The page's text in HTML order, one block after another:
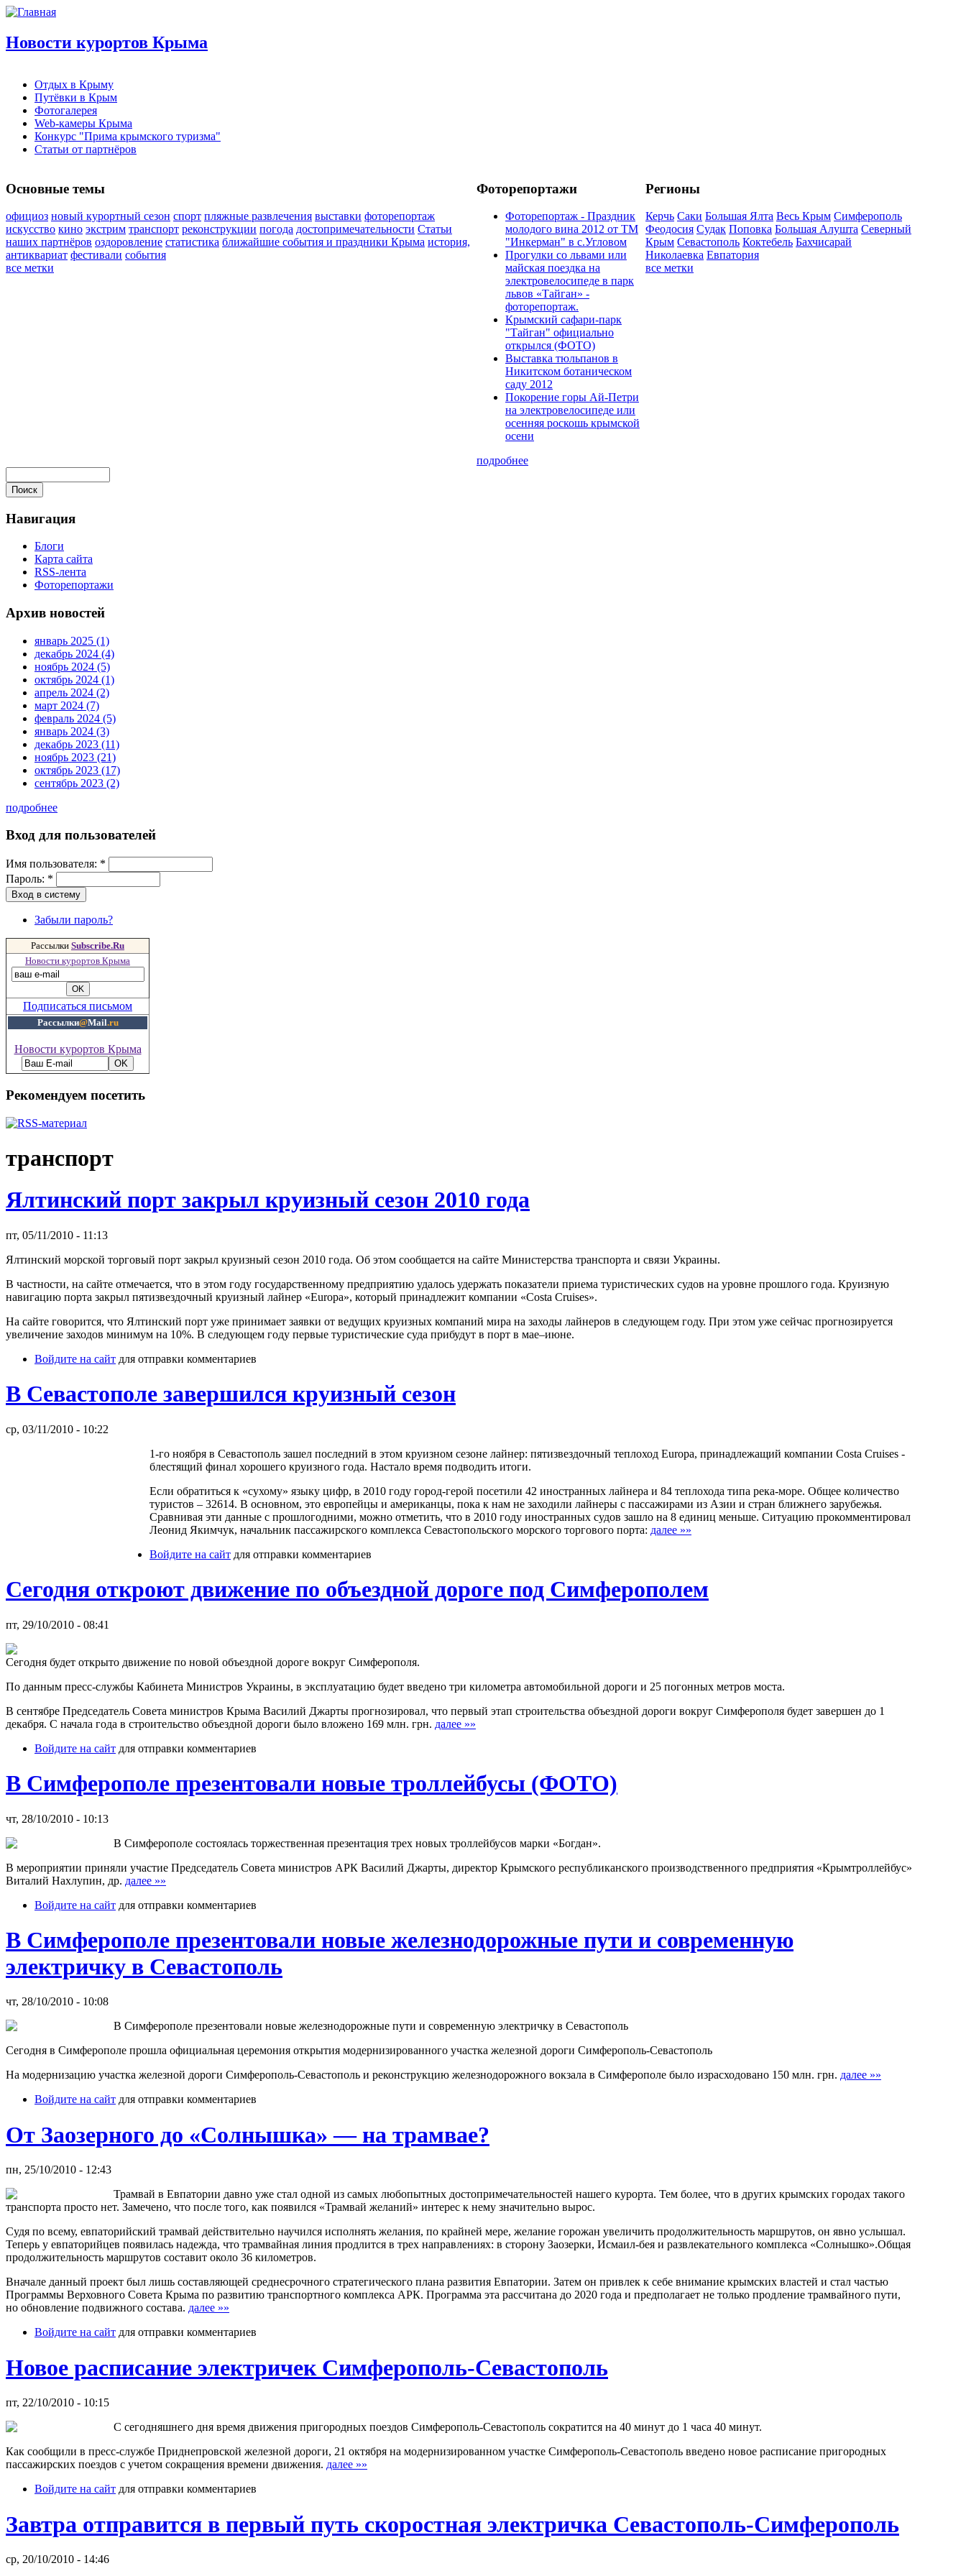
Новости курортов Крыма
Отдых в Крыму
Путёвки в Крым
Фотогалерея
Web-камеры Крыма
Конкурс "Прима крымского туризма"
Статьи от партнёров
Основные темы
официоз новый курортный сезон спорт пляжные развлечения выставки фоторепортаж
искусство кино экстрим транспорт реконструкции погода достопримечательности Статьи
наших партнёров оздоровление статистика ближайшие события и праздники Крыма история,
антиквариат фестивали события
все метки
Фоторепортажи
Фоторепортаж - Праздник
молодого вина 2012 от ТМ
"Инкерман" в с.Угловом
Прогулки cо львами или
майская поездка на
электровелосипеде в парк
львов «Тайган» -
фоторепортаж.
Крымский сафари-парк
"Тайган" официально
открылся (ФОТО)
Выставка тюльпанов в
Никитском ботаническом
саду 2012
Покорение горы Ай-Петри
на электровелосипеде или
осенняя роскошь крымской
осени
подробнее
Регионы
Керчь Саки Большая Ялта Весь Крым Симферополь
Феодосия Судак Поповка Большая Алушта Северный
Крым Севастополь Коктебель Бахчисарай
Николаевка Евпатория
все метки
Навигация
Блоги
Карта сайта
RSS-лента
Фоторепортажи
Архив новостей
январь 2025 (1)
декабрь 2024 (4)
ноябрь 2024 (5)
октябрь 2024 (1)
апрель 2024 (2)
март 2024 (7)
февраль 2024 (5)
январь 2024 (3)
декабрь 2023 (11)
ноябрь 2023 (21)
октябрь 2023 (17)
сентябрь 2023 (2)
подробнее
Вход для пользователей
Имя пользователя: *
Пароль: *
Забыли пароль?
Рассылки Subscribe.Ru
Новости курортов Крыма
Подписаться письмом
Рассылки@Mail.ru
Новости курортов Крыма
Рекомендуем посетить
транспорт
Ялтинский порт закрыл круизный сезон 2010 года
пт, 05/11/2010 - 11:13
Ялтинский морской торговый порт закрыл круизный сезон 2010 года. Об этом сообщается на сайте Министерства транспорта и связи Украины.
В частности, на сайте отмечается, что в этом году государственному предприятию удалось удержать показатели приема туристических судов на уровне прошлого года. Круизную
навигацию порта закрыл пятизвездочный круизный лайнер «Europa», который принадлежит компании «Costa Cruises».
На сайте говорится, что Ялтинский порт уже принимает заявки от ведущих круизных компаний мира на заходы лайнеров в следующем году. При этом уже сейчас прогнозируется
увеличение заходов минимум на 10%. В следующем году первые туристические суда прибудут в порт в мае–июне.
Войдите на сайт для отправки комментариев
В Севастополе завершился круизный сезон
ср, 03/11/2010 - 10:22
1-го ноября в Севастополь зашел последний в этом круизном сезоне лайнер: пятизвездочный теплоход Europa, принадлежащий компании Costa Cruises -
блестящий финал хорошего круизного года. Настало время подводить итоги.
Если обратиться к «сухому» языку цифр, в 2010 году город-герой посетили 42 иностранных лайнера и 84 теплохода типа река-море. Общее количество
туристов – 32614. В основном, это европейцы и американцы, пока к нам не заходили лайнеры с пассажирами из Азии и стран ближнего зарубежья.
Сравнивая эти данные с прошлогодними, можно отметить, что в 2010 году иностранных судов зашло на 8 единиц меньше. Ситуацию прокомментировал
Леонид Якимчук, начальник пассажирского комплекса Севастопольского морского торгового порта: далее »»
Войдите на сайт для отправки комментариев
Сегодня откроют движение по объездной дороге под Симферополем
пт, 29/10/2010 - 08:41
Сегодня будет открыто движение по новой объездной дороге вокруг Симферополя.
По данным пресс-службы Кабинета Министров Украины, в эксплуатацию будет введено три километра автомобильной дороги и 25 погонных метров моста.
В сентябре Председатель Совета министров Крыма Василий Джарты прогнозировал, что первый этап строительства объездной дороги вокруг Симферополя будет завершен до 1
декабря. С начала года в строительство объездной дороги было вложено 169 млн. грн. далее »»
Войдите на сайт для отправки комментариев
В Симферополе презентовали новые троллейбусы (ФОТО)
чт, 28/10/2010 - 10:13
В Симферополе состоялась торжественная презентация трех новых троллейбусов марки «Богдан».
В мероприятии приняли участие Председатель Совета министров АРК Василий Джарты, директор Крымского республиканского производственного предприятия «Крымтроллейбус»
Виталий Нахлупин, др. далее »»
Войдите на сайт для отправки комментариев
В Симферополе презентовали новые железнодорожные пути и современную
электричку в Севастополь
чт, 28/10/2010 - 10:08
В Симферополе презентовали новые железнодорожные пути и современную электричку в Севастополь
Сегодня в Симферополе прошла официальная церемония открытия модернизированного участка железной дороги Симферополь-Севастополь
На модернизацию участка железной дороги Симферополь-Севастополь и реконструкцию железнодорожного вокзала в Симферополе было израсходовано 150 млн. грн. далее »»
Войдите на сайт для отправки комментариев
От Заозерного до «Солнышка» — на трамвае?
пн, 25/10/2010 - 12:43
Трамвай в Евпатории давно уже стал одной из самых любопытных достопримечательностей нашего курорта. Тем более, что в других крымских городах такого
транспорта просто нет. Замечено, что после того, как появился «Трамвай желаний» интерес к нему значительно вырос.
Судя по всему, евпаторийский трамвай действительно научился исполнять желания, по крайней мере, желание горожан увеличить продолжительность маршрутов, он явно услышал.
Теперь у евпаторийцев появилась надежда, что трамвайная линия продлится в трех направлениях: в сторону Заозерки, Исмаил-бея и развлекательного комплекса «Солнышко».Общая
продолжительность маршрутов составит около 36 километров.
Вначале данный проект был лишь составляющей среднесрочного стратегического плана развития Евпатории. Затем он привлек к себе внимание крымских властей и стал частью
Программы Верховного Совета Крыма по развитию транспортного комплекса АРК. Программа эта рассчитана до 2020 года и предполагает не только продление трамвайного пути,
но обновление подвижного состава. далее »»
Войдите на сайт для отправки комментариев
Новое расписание электричек Симферополь-Севастополь
пт, 22/10/2010 - 10:15
С сегодняшнего дня время движения пригородных поездов Симферополь-Севастополь сократится на 40 минут до 1 часа 40 минут.
Как сообщили в пресс-службе Приднепровской железной дороги, 21 октября на модернизированном участке Симферополь-Севастополь введено новое расписание пригородных
пассажирских поездов с учетом сокращения времени движения. далее »»
Войдите на сайт для отправки комментариев
Завтра отправится в первый путь скоростная электричка Севастополь-Симферополь
ср, 20/10/2010 - 14:46